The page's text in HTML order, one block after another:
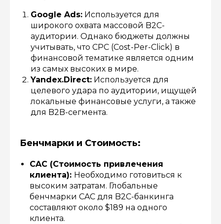
Google Ads: Используется для
широкого охвата массовой B2C-
аудитории. Однако бюджеты должны
учитывать, что CPC (Cost-Per-Click) в
финансовой тематике является одним
из самых высоких в мире.
Yandex.Direct: Используется для
целевого удара по аудитории, ищущей
локальные финансовые услуги, а также
для B2B-сегмента.
Бенчмарки и Стоимость:
CAC (Стоимость привлечения
клиента): Необходимо готовиться к
высоким затратам. Глобальные
бенчмарки CAC для B2C-банкинга
составляют около $189 на одного
клиента.